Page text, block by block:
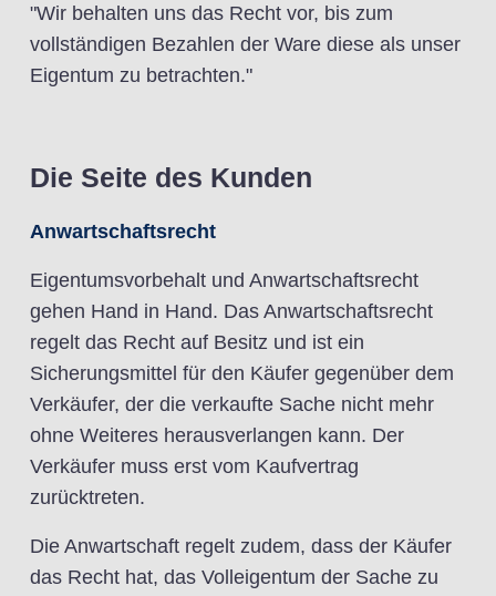
"Wir behalten uns das Recht vor, bis zum
vollständigen Bezahlen der Ware diese als unser
Eigentum zu betrachten."
Die Seite des Kunden
Anwartschaftsrecht
Eigentumsvorbehalt und Anwartschaftsrecht
gehen Hand in Hand. Das Anwartschaftsrecht
regelt das Recht auf Besitz und ist ein
Sicherungsmittel für den Käufer gegenüber dem
Verkäufer, der die verkaufte Sache nicht mehr
ohne Weiteres herausverlangen kann. Der
Verkäufer muss erst vom Kaufvertrag
zurücktreten.
Die Anwartschaft regelt zudem, dass der Käufer
das Recht hat, das Volleigentum der Sache zu